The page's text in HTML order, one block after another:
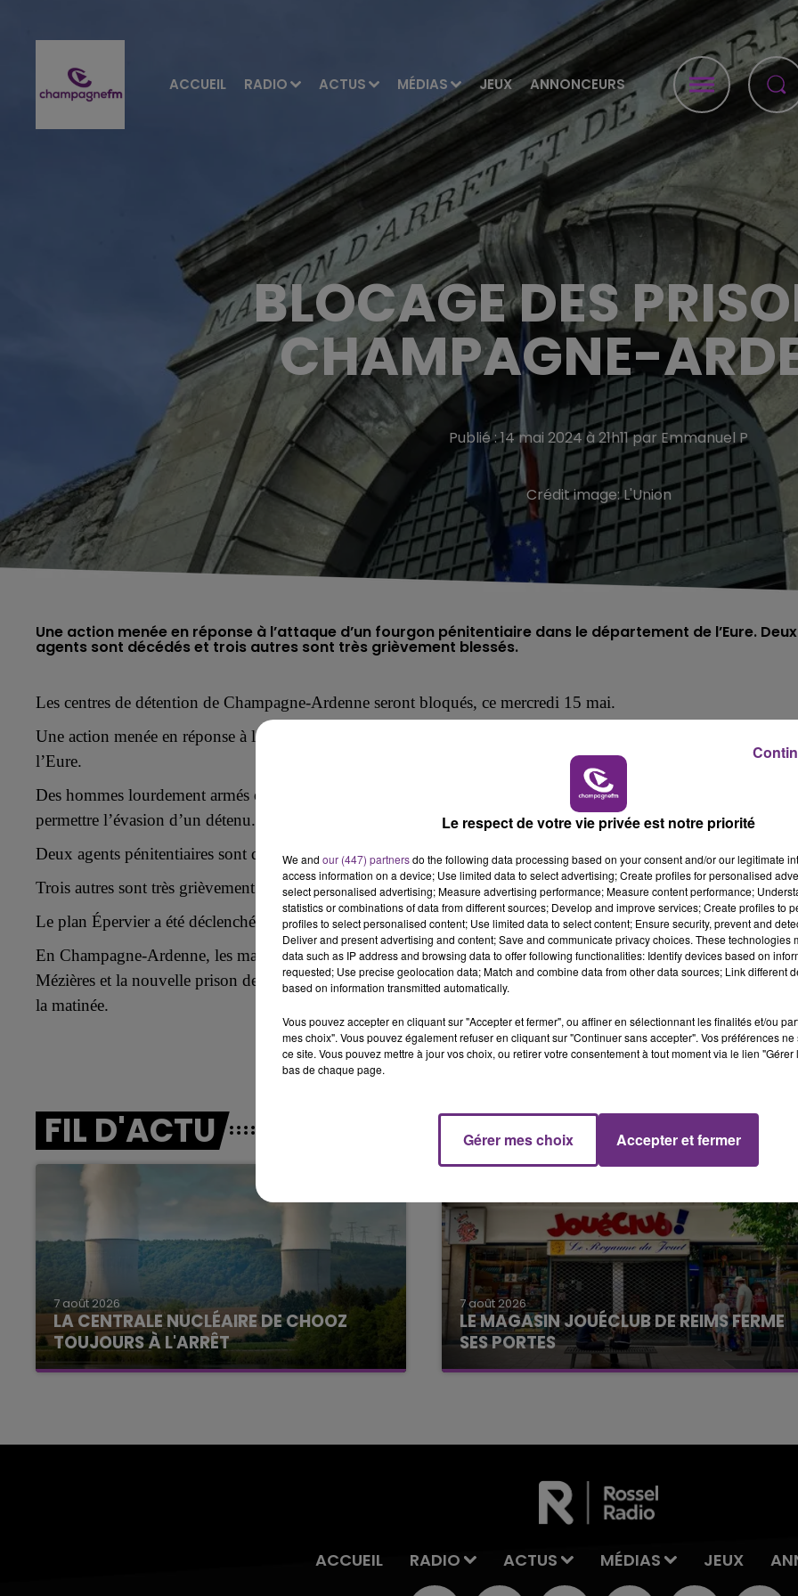
ACCUEIL RADIO ACTUS MÉDIAS JEUX ANNONCEURS
7h00 - 11h00
BEST OF
11h00 - 16h00
BLOCAGE DES
CHAMPAGNE-
Publié : 14 mai 2024 à 21h11 par Emmanuel P
Crédit image:L'Union
Une action menée en réponse à l’attaque d’un fourgon pénitentiaire dans le département de l’Eure. Deux
agents sont décédés et trois autres sont très grièvement blessés.
Les centres de détention de Champagne-Ardenne seront bloqués, ce mercredi 15 mai.
Une action menée en réponse à l’attaque d’un fourgon pénitentiaire, ce mardi 14 mai, dans le département de
l’Eure.
Des hommes lourdement armés ont attaqué le convoi, au niveau du péage d'Incarville, sur l'autoroute A154, pour
permettre l’évasion d’un détenu.
Deux agents pénitentiaires sont décédés.
Trois autres sont très grièvement blessés.
Le plan Épervier a été déclenché pour retrouver le commando en fuite.
En Champagne-Ardenne, les maisons d'arrêt de Reims et Châlons, le centre pénitentiaire de Charleville-
Mézières et la nouvelle prison de Lavau dans l'agglomération de Troyes seront bloqués dès les premières heures
la matinée.
FIL D'ACTU
7 août 2026
LA CENTRALE NUCLÉAIRE DE CHOOZ
TOUJOURS À L'ARRÊT
Cela fait déjà une semaine que la centrale
7 août 2026
LE MAGASIN JOUÉCLUB DE REIMS FERME
SES PORTES
C'était l'une des institutions du centre-ville
Le week-end Champagne FM Le Week-end Champagne FM
ACCUEIL RADIO ACTUS MÉDIAS JEUX
Le respect de votre vie privée est notre priorité
We and our (447) partnersdo the following data processing based on your consent and/or our legitimate
access information on a device; Use limited data to select advertising; Create profiles for personalised
select personalised advertising; Measure advertising performance; Measure content performance;
statistics or combinations of data from different sources; Develop and improve services; Create profiles to
profiles to select personalised content; Use limited data to select content; Ensure security, prevent and
Deliver and present advertising and content; Save and communicate privacy choices. These technologies
data such as IP address and browsing data to offer following functionalities: Identify devices based on
requested; Use precise geolocation data; Match and combine data from other data sources; Link different
based on information transmitted automatically.
Vous pouvez accepter en cliquant sur "Accepter et fermer", ou affiner en sélectionnant les finalités et/ou
mes choix". Vous pouvez également refuser en cliquant sur "Continuer sans accepter". Vos préférences
ce site. Vous pouvez mettre à jour vos choix, ou retirer votre consentement à tout moment via le lien
bas de chaque page.
Gérer mes choix Accepter et fermer